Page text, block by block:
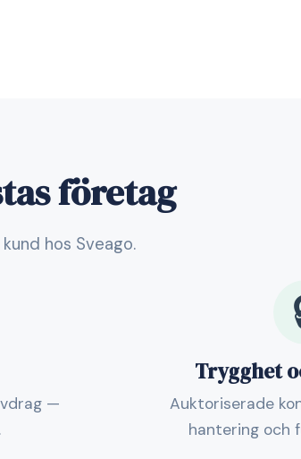
företag
hos Sveago.
—
Trygghet
Auktoriserade
hantering och